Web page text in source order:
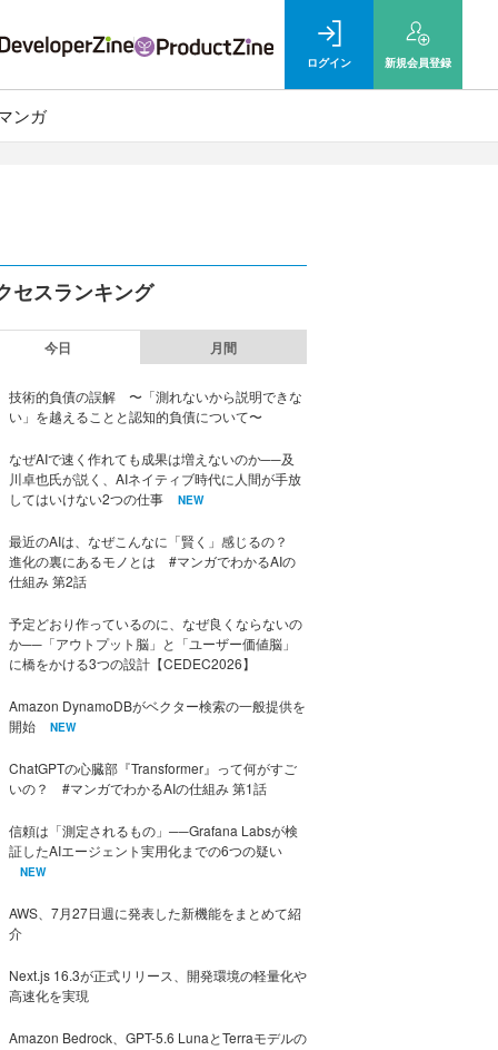
ログイン 新規会員登録
ンガ
セスランキング
今日 月間
技術的負債の誤解 〜「測れないから説明できな
い」を越えることと認知的負債について〜
なぜAIで速く作れても成果は増えないのか──及
川卓也氏が説く、AIネイティブ時代に人間が手放
してはいけない2つの仕事
NEW
最近のAIは、なぜこんなに「賢く」感じるの？
進化の裏にあるモノとは #マンガでわかるAIの
仕組み 第2話
予定どおり作っているのに、なぜ良くならないの
か──「アウトプット脳」と「ユーザー価値脳」
に橋をかける3つの設計【CEDEC2026】
Amazon DynamoDBがベクター検索の一般提供を
開始
NEW
ChatGPTの心臓部『Transformer』って何がすご
いの？ #マンガでわかるAIの仕組み 第1話
信頼は「測定されるもの」──Grafana Labsが検
証したAIエージェント実用化までの6つの疑い
NEW
AWS、7月27日週に発表した新機能をまとめて紹
介
Next.js 16.3が正式リリース、開発環境の軽量化や
高速化を実現
Amazon Bedrock、GPT-5.6 LunaとTerraモデルの